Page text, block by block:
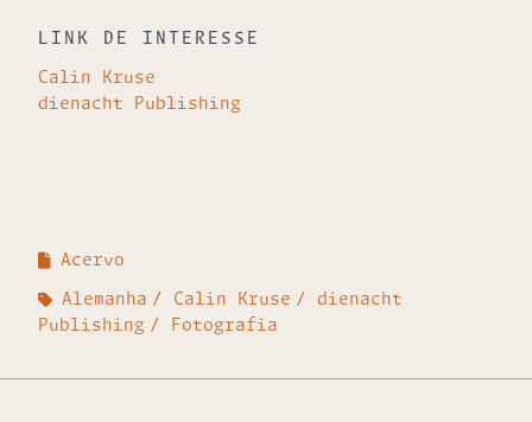
LINK DE INTERESSE
Calin Kruse
dienacht Publishing
Acervo
Alemanha Calin Kruse
dienacht
Publishing
Fotografia